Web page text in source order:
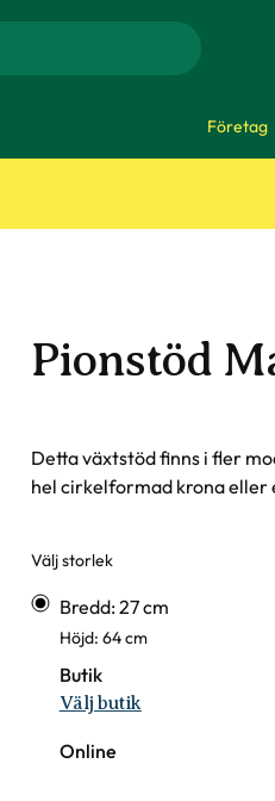
Företag
Pionstöd
Detta växtstöd finns i fler
hel cirkelformad krona eller
Välj storlek
Varianter
Bredd: 27 cm
Höjd: 64 cm
Butik
Välj butik
Online